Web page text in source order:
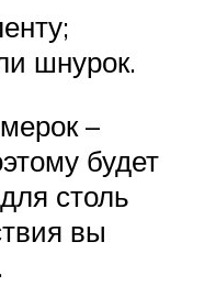
шнурок.
–
будет
столь
вы